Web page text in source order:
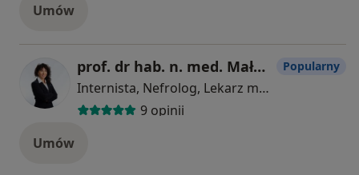
Umów
prof. dr hab. n. med. Małgorzata Ewa Marchelek-Myśliwiec
Internista, Nefrolog, Lekarz medycyny sportowej
9 opinii
Popularny
Umów